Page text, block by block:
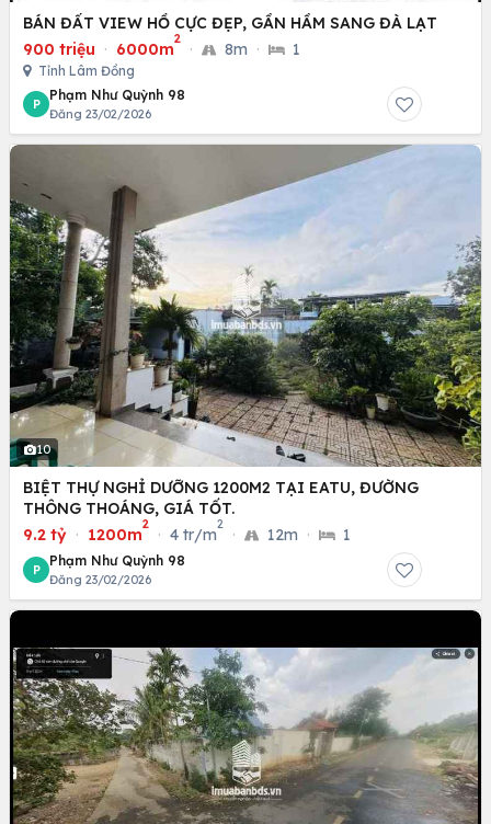
BÁN ĐẤT VIEW HỒ CỰC ĐẸP, GẦN HẦM SANG ĐÀ LẠT
900 triệu · 6000m
2
· 8m · 1
Tỉnh Lâm Đồng
P
Phạm Như Quỳnh 98
Đăng 23/02/2026
10
BIỆT THỰ NGHỈ DƯỠNG 1200M2 TẠI EATU, ĐƯỜNG
THÔNG THOÁNG, GIÁ TỐT.
9.2 tỷ · 1200m
2
· 4 tr/m
2
· 12m · 1
P
Phạm Như Quỳnh 98
Đăng 23/02/2026